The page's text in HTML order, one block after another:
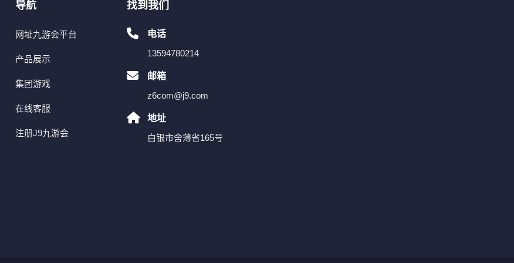
导航
网址九游会平台
产品展示
集团游戏
在线客服
注册J9九游会
找到我们
电话
13594780214
邮箱
z6com@j9.com
地址
白银市舍薄省165号